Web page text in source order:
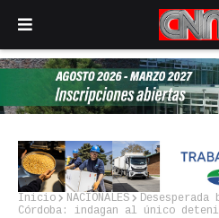
Inicio NACIONALES
Desesperada
Córdoba: indagan al único